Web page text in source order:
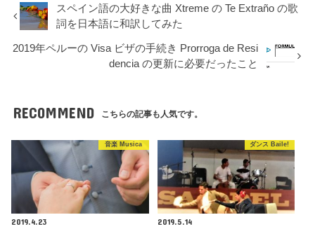
スペイン語の大好きな曲 Xtreme の Te Extraño の歌
詞を日本語に和訳してみた
2019年ペルーの Visa ビザの手続き Prorroga de Resi
dencia の更新に必要だったこと
RECOMMEND こちらの記事も人気です。
音楽 Musica
2019.4.23
ダンス Baile!
2019.5.14